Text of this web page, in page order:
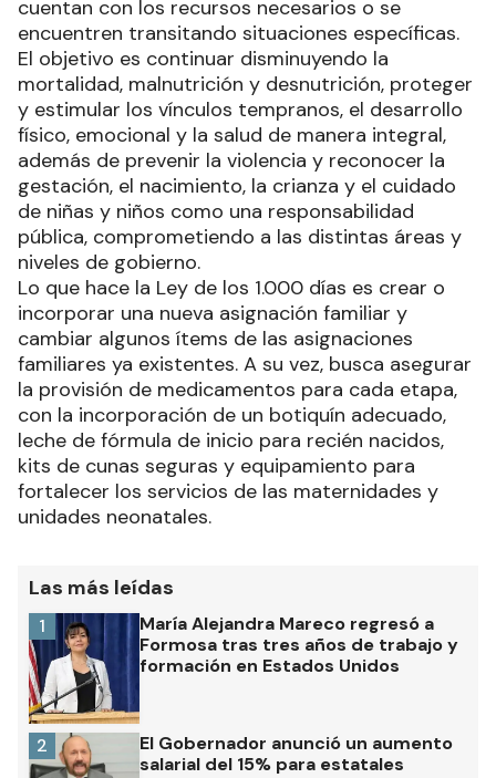
cuentan con los recursos necesarios o se
encuentren transitando situaciones específicas.
El objetivo es continuar disminuyendo la
mortalidad, malnutrición y desnutrición, proteger
y estimular los vínculos tempranos, el desarrollo
físico, emocional y la salud de manera integral,
además de prevenir la violencia y reconocer la
gestación, el nacimiento, la crianza y el cuidado
de niñas y niños como una responsabilidad
pública, comprometiendo a las distintas áreas y
niveles de gobierno.
Lo que hace la Ley de los 1.000 días es crear o
incorporar una nueva asignación familiar y
cambiar algunos ítems de las asignaciones
familiares ya existentes. A su vez, busca asegurar
la provisión de medicamentos para cada etapa,
con la incorporación de un botiquín adecuado,
leche de fórmula de inicio para recién nacidos,
kits de cunas seguras y equipamiento para
fortalecer los servicios de las maternidades y
unidades neonatales.
Las más leídas
María Alejandra Mareco regresó a
Formosa tras tres años de trabajo y
formación en Estados Unidos
1
El Gobernador anunció un aumento
salarial del 15% para estatales
2